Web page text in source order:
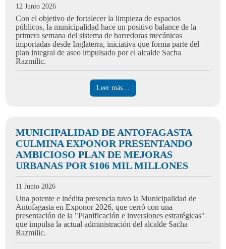
12 Junio 2026
Con el objetivo de fortalecer la limpieza de espacios
públicos, la municipalidad hace un positivo balance de la
primera semana del sistema de barredoras mecánicas
importadas desde Inglaterra, iniciativa que forma parte del
plan integral de aseo impulsado por el alcalde Sacha
Razmilic.
Leer más…
MUNICIPALIDAD DE ANTOFAGASTA
CULMINA EXPONOR PRESENTANDO
AMBICIOSO PLAN DE MEJORAS
URBANAS POR $106 MIL MILLONES
11 Junio 2026
Una potente e inédita presencia tuvo la Municipalidad de
Antofagasta en Exponor 2026, que cerró con una
presentación de la "Planificación e inversiones estratégicas"
que impulsa la actual administración del alcalde Sacha
Razmilic.